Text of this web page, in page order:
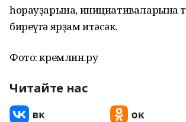
һорауҙарына, инициативаларына
биреүгә ярҙам итәсәк.
Фото: кремлин.ру
Читайте нас